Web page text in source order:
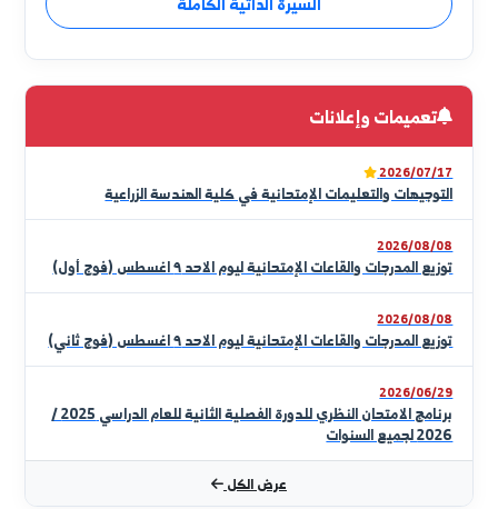
أ.د ثريا صالح العلوش النويجي
عميد الكلية
يسعدني أن أرحب بكم عبر الموقع الإلكتروني لكلية الهندسة
الزراعية، منصّة العلم والمعرفة التي تهدف إلى تخريج مهندسين
زراعيين قادرين على مواجهة التحديات وقيادة عجلة التطوير في
قطاعنا الزراعي الحيوي. تلتزم كليتنا بتقديم تعليم هندسي
زراعي متميّز، يعتمد على أحدث المناهج العلمية والتقنيات
التطبيقية، ويربط الشق النظري بالشق العملي لخدمة المجتمع
وتحقيق التنمية المستدامة. كما نحرص على تشجيع البحث
العلمي الهادف لحل المشكلات الميدانية والإرتقاء بالإنتاجية
والجودة. نسعى معاً، بروح الفريق الواحد، لبناء جيل يمتلك
المعرفة والمهارة والابتكار، ليُسهم بفاعلية في بناء اقتصاد
وطني قائم على الأمن الغذائي والاستغلال الأمثل للموارد.
قراءة الكلمة كاملة
السيرة الذاتية الكاملة
تعميمات وإعلانات